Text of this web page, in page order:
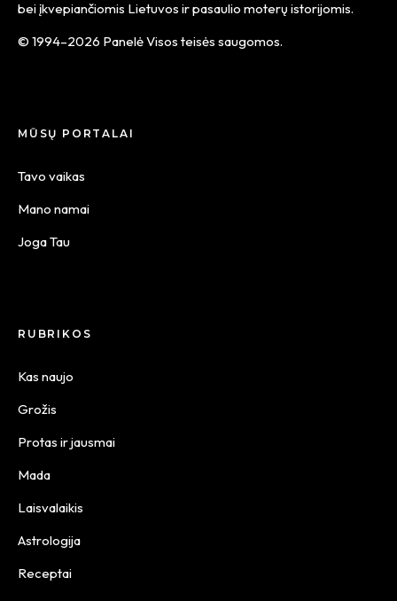
bei įkvepiančiomis Lietuvos ir pasaulio moterų istorijomis.
© 1994–2026 Panelė Visos teisės saugomos.
MŪSŲ PORTALAI
Tavo vaikas
Mano namai
Joga Tau
RUBRIKOS
Kas naujo
Grožis
Protas ir jausmai
Mada
Laisvalaikis
Astrologija
Receptai